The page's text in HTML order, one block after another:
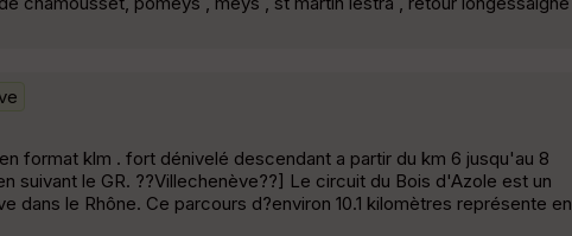
format klm . fort dénivelé descendant a partir du km 6 jusqu'au 8
suivant le GR. ??Villechenève??] Le circuit du Bois d'Azole est un
dans le Rhône. Ce parcours d?environ 10.1 kilomètres représente en